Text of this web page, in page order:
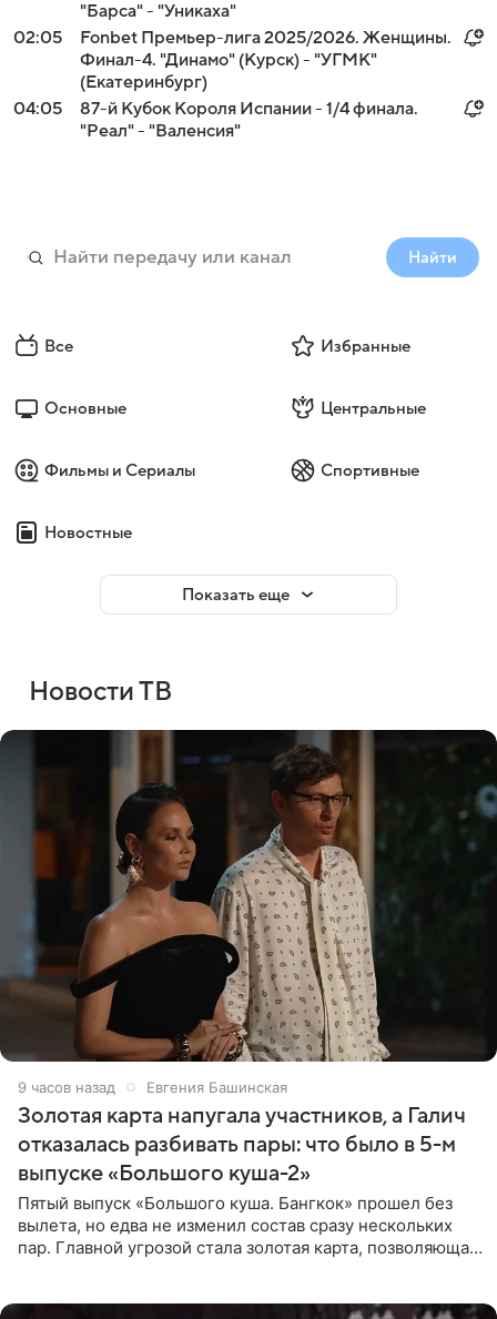
"Барса" - "Уникаха"
02:05
Fonbet Премьер-лига 2025/2026. Женщины.
Финал-4. "Динамо" (Курск) - "УГМК"
(Екатеринбург)
04:05
87-й Кубок Короля Испании - 1/4 финала.
"Реал" - "Валенсия"
Найти
Все Избранные
Основные Центральные
Фильмы и Сериалы Спортивные
Новостные
Показать еще
Новости ТВ
9 часов назад Евгения Башинская
Золотая карта напугала участников, а Галич
отказалась разбивать пары: что было в 5-м
выпуске «Большого куша-2»
Пятый выпуск «Большого куша. Бангкок» прошел без
вылета, но едва не изменил состав сразу нескольких
пар. Главной угрозой стала золотая карта, позволяющая